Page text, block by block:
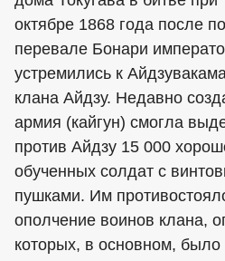
октябре 1868 года после
перевале Бонари
устремились к
клана Айдзу. Недавно
армия (кайгун) смогла
против Айдзу 15 000
обученных солдат с
пушками. Им
ополчение воинов клана,
которых, в основном, было